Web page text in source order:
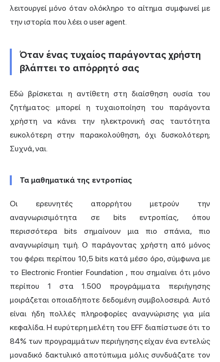
λειτουργεί μόνο όταν ολόκληρο το αίτημα συμφωνεί με
την ιστορία που λέει ο user agent.
Όταν ένας τυχαίος παράγοντας χρήστη
βλάπτει το απόρρητό σας
Εδώ βρίσκεται η αντίθετη στη διαίσθηση ουσία του
ζητήματος: μπορεί η τυχαιοποίηση του παράγοντα
χρήστη να κάνει την ηλεκτρονική σας ταυτότητα
ευκολότερη στην παρακολούθηση, όχι δυσκολότερη;
Συχνά, ναι.
Τα μαθηματικά της εντροπίας
Οι ερευνητές απορρήτου μετρούν την
αναγνωρισιμότητα σε bits εντροπίας, όπου
περισσότερα bits σημαίνουν μια πιο σπάνια, πιο
αναγνωρίσιμη τιμή. Ο παράγοντας χρήστη από μόνος
του φέρει περίπου 10,5 bits κατά μέσο όρο, σύμφωνα με
το Electronic Frontier Foundation , που σημαίνει ότι μόνο
περίπου 1 στα 1.500 προγράμματα περιήγησης
μοιράζεται οποιαδήποτε δεδομένη συμβολοσειρά. Αυτό
είναι ήδη πολλές πληροφορίες αναγνώρισης για μία
κεφαλίδα. Η ευρύτερη μελέτη του EFF διαπίστωσε ότι το
84% των προγραμμάτων περιήγησης είχαν ένα εντελώς
μοναδικό δακτυλικό αποτύπωμα μόλις συνδυάζατε τον